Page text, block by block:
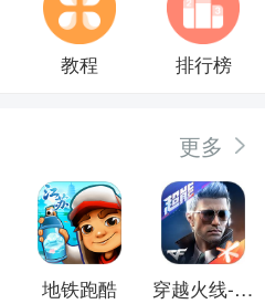
教程 排行榜
更多
地铁跑酷 穿越火线-枪战王者